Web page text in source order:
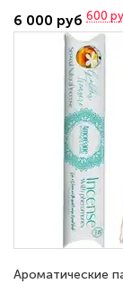
6 000 руб 600
Ароматические